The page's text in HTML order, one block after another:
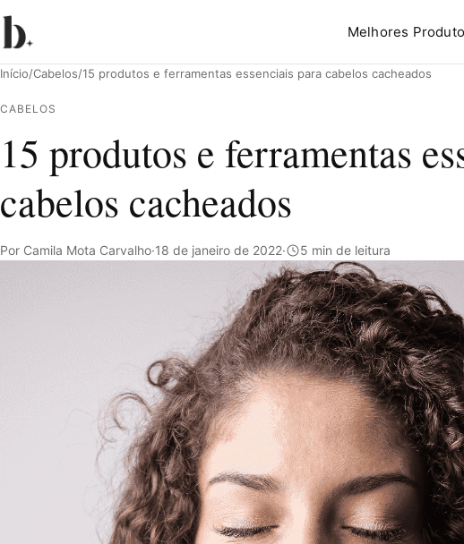
Melhores
Pesquisar
Início/Cabelos/15 produtos e ferramentas essenciais para cabelos cacheados
CABELOS
15 produtos e ferramentas
cabelos cacheados
Por Camila Mota Carvalho·18 de janeiro de 2022· 5 min de leitura